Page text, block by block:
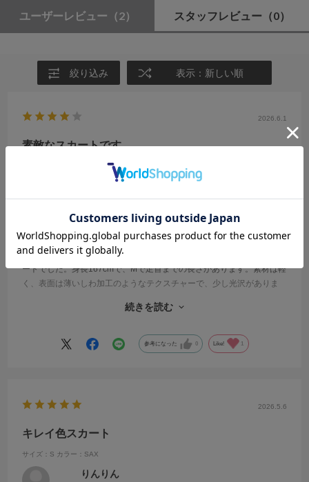
ユーザーレビュー （2） スタッフレビュー （0）
絞り込み 表示：新しい順
2026.6.1
素敵なスカートです。
靴のサイズ:24cm 普段の服のサイズ: M 都道府県:
落ち着いたサックスブルーで、すっきりと見えるかたちの素敵なスカ
ートでした。身長167cmで、Mで足首までの長さがあります。素材は軽
く、表面は薄いしわ加工のようなテクスチャーで、少し光沢がありま
け感も色のわりに無い方だと思います（個人の感想ですが）。
にアドバイス下さりありがたかったです。
続きを読む
参考になった 0 Like!
2026.5.6
キレイ色スカート
サイズ：S カラー：SAX
りんりん